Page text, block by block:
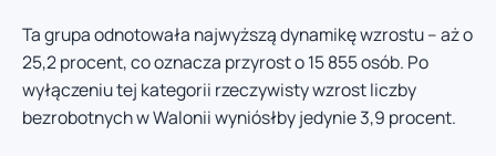
Ta grupa odnotowała najwyższą dynamikę wzrostu – aż o
25,2 procent, co oznacza przyrost o 15 855 osób. Po
wyłączeniu tej kategorii rzeczywisty wzrost liczby
bezrobotnych w Walonii wyniósłby jedynie 3,9 procent.